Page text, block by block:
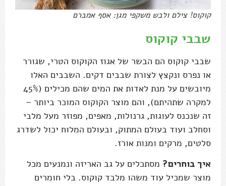
קוקוס! צילם ולבש משקפי מגן: אסף אמברם
שבבי קוקוס
שבבי קוקוס הם הבשר של אגוז הקוקוס הטרי, שגורר
או נפרס ונקצץ לצורת שבבים דקים. השבבים האלו
מיובשים על מנת לאדות את המים שהם מכילים (45%
למקרה שתהיתם), והם מוצר הקוקוס המוכר ביותר –
זה שנכנס לעוגות, גרנולות, מאפים, מפוזר מעל מלבי
וסחלב ועוד בעולם המתוק, ובעולם המלוח יכול לשדרג
סלטים, מרקים ומנות אורז.
איך בוחרים? מסתכלים על גב האריזה ונמנעים מכל
מוצר שמכיל עוד משהו מלבד קוקוס. בלי חומרים